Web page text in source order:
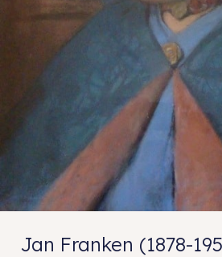
Jan Franken (1878-